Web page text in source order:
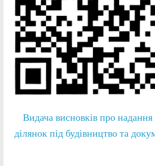
Видача висновків про
ділянок під будівництво та